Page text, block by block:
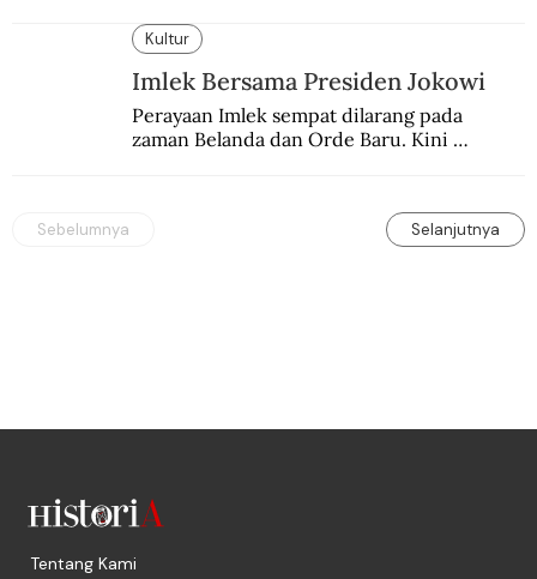
Kultur
Imlek Bersama Presiden Jokowi
Perayaan Imlek sempat dilarang pada
zaman Belanda dan Orde Baru. Kini
Sebelumnya Selanjutnya
Tentang Kami